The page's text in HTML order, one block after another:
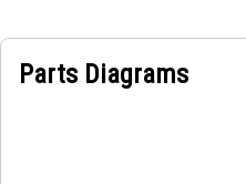
Parts Diagrams